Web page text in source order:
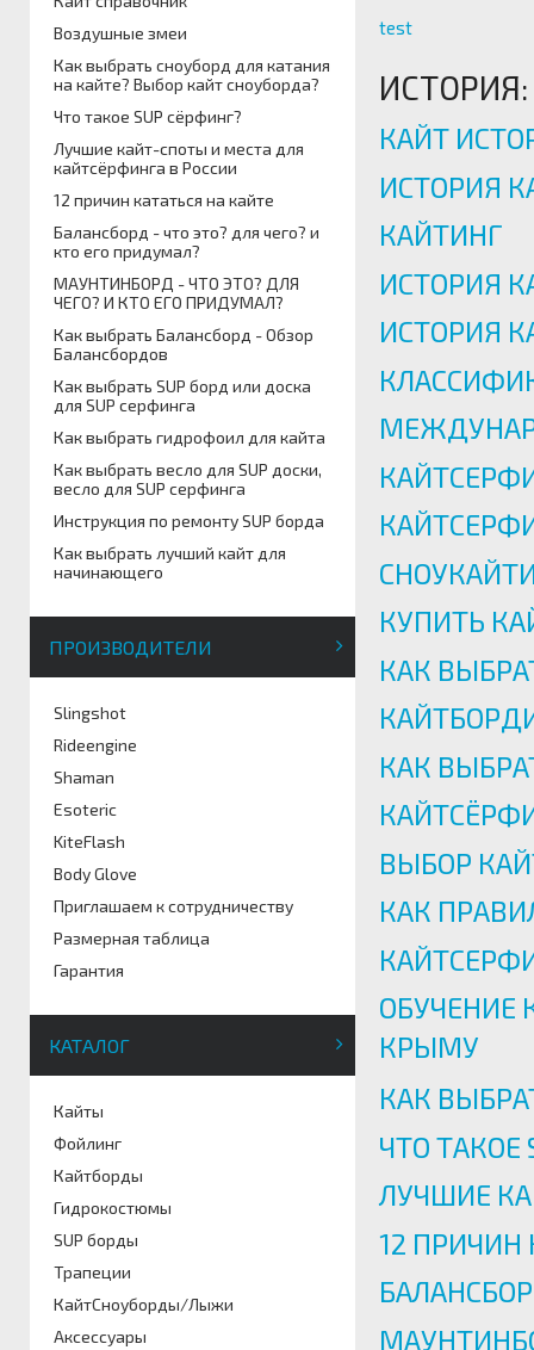
Воздушные змеи
Как выбрать сноуборд для катания
на кайте? Выбор кайт сноуборда?
Что такое SUP сёрфинг?
Лучшие кайт-споты и места для
кайтсёрфинга в России
12 причин кататься на кайте
Балансборд - что это? для чего? и
кто его придумал?
МАУНТИНБОРД - ЧТО ЭТО? ДЛЯ
ЧЕГО? И КТО ЕГО ПРИДУМАЛ?
Как выбрать Балансборд - Обзор
Балансбордов
Как выбрать SUP борд или доска
для SUP серфинга
Как выбрать гидрофоил для кайта
Как выбрать весло для SUP доски,
весло для SUP серфинга
Инструкция по ремонту SUP борда
Как выбрать лучший кайт для
начинающего
ПРОИЗВОДИТЕЛИ
Slingshot
Rideengine
Shaman
Esoteric
KiteFlash
Body Glove
Приглашаем к сотрудничеству
Размерная таблица
Гарантия
КАТАЛОГ
Кайты
Фойлинг
Кайтборды
Гидрокостюмы
SUP борды
Трапеции
КайтСноуборды/Лыжи
Аксессуары
test
ИСТОРИЯ:
КАЙТ
ИСТОРИЯ
КАЙТИНГ
ИСТОРИЯ
ИСТОРИЯ
КУПИТЬ
КАК
КАК
К
ВЫБОР
КАК
ОБУЧЕНИЕ
КРЫМУ
КАК
ЧТО ТАКОЕ
ЛУЧШИЕ
12 ПРИЧИН